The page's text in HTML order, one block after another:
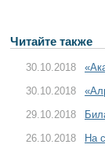
Читайте также
30.10.2018
30.10.2018
29.10.2018
26.10.2018
На